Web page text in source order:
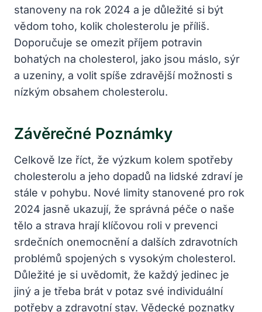
stanoveny na rok 2024 a je důležité si být
vědom toho, kolik cholesterolu je příliš.
Doporučuje se omezit příjem potravin
bohatých na cholesterol, jako jsou máslo, sýr
a uzeniny, a volit spíše zdravější možnosti s
nízkým obsahem cholesterolu.
Závěrečné Poznámky
Celkově lze říct, že výzkum kolem spotřeby
cholesterolu a jeho dopadů na lidské zdraví je
stále v pohybu. Nové limity stanovené pro rok
2024 jasně ukazují, že správná péče o naše
tělo a strava hrají klíčovou roli v prevenci
srdečních onemocnění a dalších zdravotních
problémů spojených s vysokým cholesterol.
Důležité je si uvědomit, že každý jedinec je
jiný a je třeba brát v potaz své individuální
potřeby a zdravotní stav. Vědecké poznatky